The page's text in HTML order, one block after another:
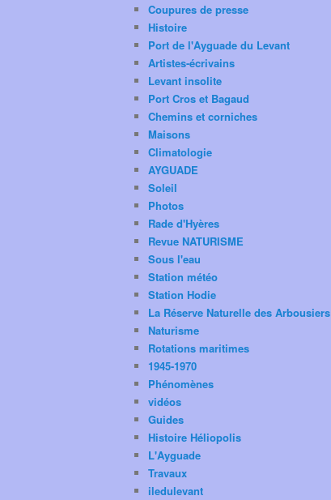
Coupures de presse
Histoire
Port de l'Ayguade du Levant
Artistes-écrivains
Levant insolite
Port Cros et Bagaud
Chemins et corniches
Maisons
Climatologie
AYGUADE
Soleil
Photos
Rade d'Hyères
Revue NATURISME
Sous l'eau
Station météo
Station Hodie
La Réserve Naturelle des Arbousiers
Naturisme
Rotations maritimes
1945-1970
Phénomènes
vidéos
Guides
Histoire Héliopolis
L'Ayguade
Travaux
iledulevant